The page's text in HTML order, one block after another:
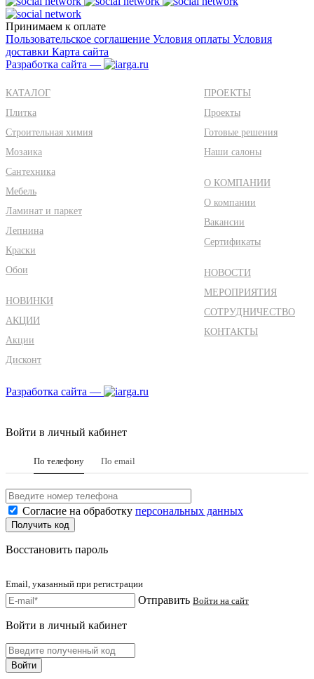
Принимаем к оплате
Пользовательское соглашение Условия оплаты Условия
доставки Карта сайта
Разработка сайта —
КАТАЛОГ
Плитка
Строительная химия
Мозаика
Сантехника
Мебель
Ламинат и паркет
Лепнина
Краски
Обои
НОВИНКИ
АКЦИИ
Акции
Дисконт
ПРОЕКТЫ
Проекты
Готовые решения
Наши салоны
О КОМПАНИИ
О компании
Вакансии
Сертификаты
НОВОСТИ
МЕРОПРИЯТИЯ
СОТРУДНИЧЕСТВО
КОНТАКТЫ
Разработка сайта —
Войти в личный кабинет
По телефону По email
Согласие на обработку персональных данных
Восстановить пароль
Email, указанный при регистрации
Отправить Войти на сайт
Войти в личный кабинет